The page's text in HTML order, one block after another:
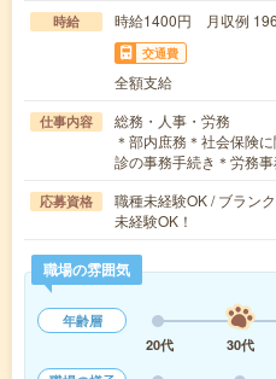
時給 時給1400円 月収例
交通費
全額支給
仕事内容
総務・人事・労務
＊部内庶務＊社会保険
診の事務手続き＊労務
応募資格
職種未経験OK / ブラン
未経験OK！
職場の雰囲気
年齢層
20代
30代